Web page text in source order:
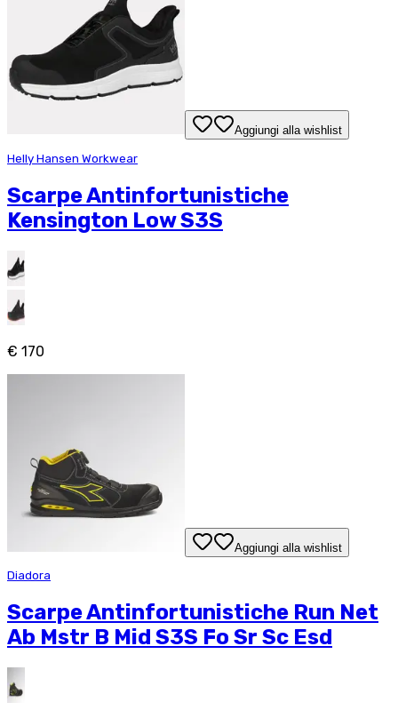
Aggiungi alla wishlist
Helly Hansen Workwear
Scarpe Antinfortunistiche
Kensington Low S3S
€ 170
Aggiungi alla wishlist
Diadora
Scarpe Antinfortunistiche Run Net
Ab Mstr B Mid S3S Fo Sr Sc Esd